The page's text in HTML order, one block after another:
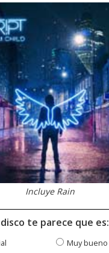
Incluye Rain
disco te parece que es:
Muy bueno